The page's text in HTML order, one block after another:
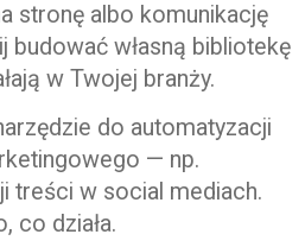
stronę albo komunikację
budować własną bibliotekę
w Twojej branży.
do automatyzacji
— np.
treści w social mediach.
co działa.